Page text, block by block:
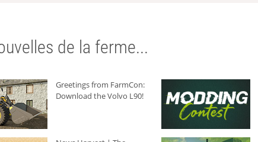
de la ferme...
Greetings from FarmCon:
Download the Volvo L90!